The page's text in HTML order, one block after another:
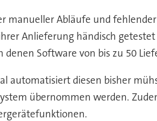
manueller Abläufe und
Anlieferung händisch
denen Software von bis zu 50
automatisiert diesen bisher
übernommen werden.